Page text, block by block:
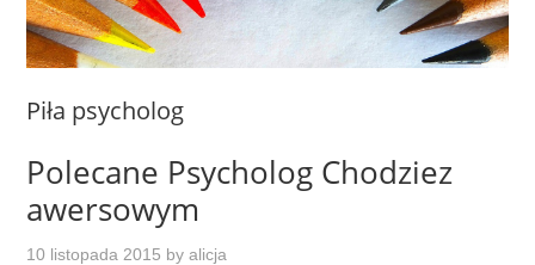
Piła psycholog
Polecane Psycholog Chodziez
awersowym
10 listopada 2015 byalicja